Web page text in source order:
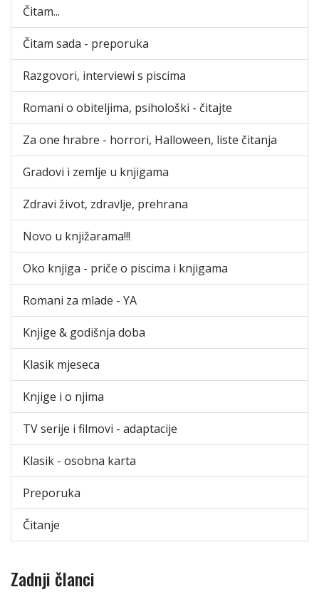
Čitam...
Čitam sada - preporuka
Razgovori, interviewi s piscima
Romani o obiteljima, psihološki - čitajte
Za one hrabre - horrori, Halloween, liste čitanja
Gradovi i zemlje u knjigama
Zdravi život, zdravlje, prehrana
Novo u knjižarama!!!
Oko knjiga - priče o piscima i knjigama
Romani za mlade - YA
Knjige & godišnja doba
Klasik mjeseca
Knjige i o njima
TV serije i filmovi - adaptacije
Klasik - osobna karta
Preporuka
Čitanje
Zadnji članci